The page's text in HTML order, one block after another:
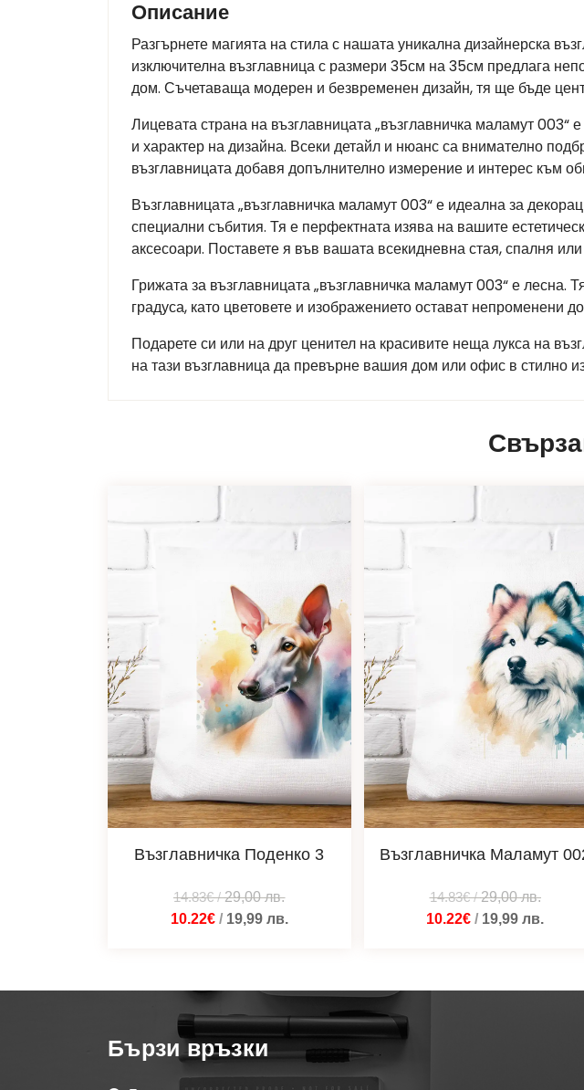
Описание
Разгърнете магията на стила с нашата уникална дизайнерска
изключителна възглавница с размери 35см на 35см предлага
дом. Съчетаваща модерен и безвременен дизайн, тя ще бъде
Лицевата страна на възглавницата „възглавничка маламут
и характер на дизайна. Всеки детайл и нюанс са внимателно
възглавницата добавя допълнително измерение и интерес към
Възглавницата „възглавничка маламут 003“ е идеална за
специални събития. Тя е перфектната изява на вашите
аксесоари. Поставете я във вашата всекидневна стая, спалня
Грижата за възглавницата „възглавничка маламут 003“ е
градуса, като цветовете и изображението остават непроменени
Подарете си или на друг ценител на красивите неща лукса на
на тази възглавница да превърне вашия дом или офис в стилно
Възглавничка Поденко 3
14.83€/29,00лв.
10.22€/ 19,99 лв.
Възглавничка Маламут
14.83€/29,00лв.
10.22€ / 19,99лв.
Бързи връзки